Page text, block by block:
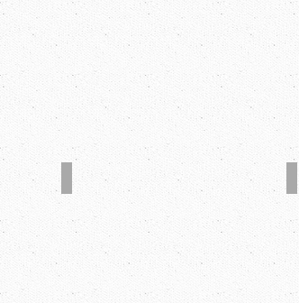
バーコード検出システム